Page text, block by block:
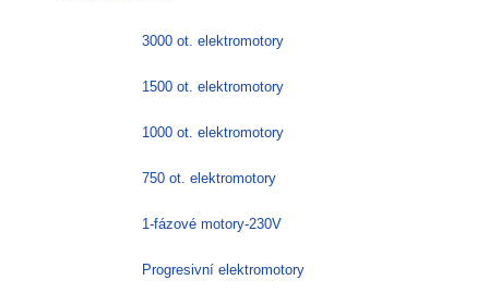
3000 ot. elektromotory
1500 ot. elektromotory
1000 ot. elektromotory
750 ot. elektromotory
1-fázové motory-230V
Progresivní elektromotory